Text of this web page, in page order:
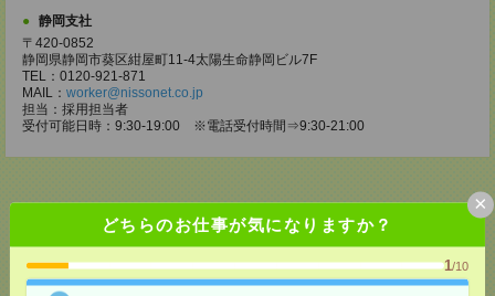
どちらのお仕事が気になりますか？
1/10
×
静岡支社
〒420-0852
静岡県静岡市葵区紺屋町11-4太陽生命静岡ビル7F
TEL：0120-921-871
MAIL： worker@nissonet.co.jp
担当：採用担当者
受付可能日時：9:30-19:00 ※電話受付時間⇒9:30-21:00
応募ページへ